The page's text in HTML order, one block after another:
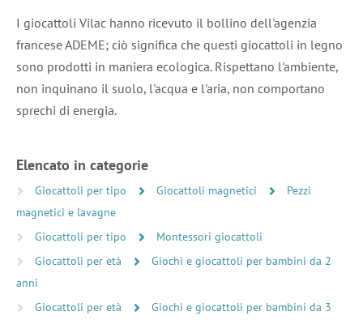
I giocattoli Vilac hanno ricevuto il bollino dell'agenzia
francese ADEME; ciò significa che questi giocattoli in legno
sono prodotti in maniera ecologica. Rispettano l'ambiente,
non inquinano il suolo, l'acqua e l'aria, non comportano
sprechi di energia.
Elencato in categorie
Giocattoli per tipo Giocattoli magnetici
Pezzi
magnetici e lavagne
Giocattoli per tipo
Montessori giocattoli
Giocattoli per età
Giochi e giocattoli per bambini da 2
anni
Giocattoli per età
Giochi e giocattoli per bambini da 3